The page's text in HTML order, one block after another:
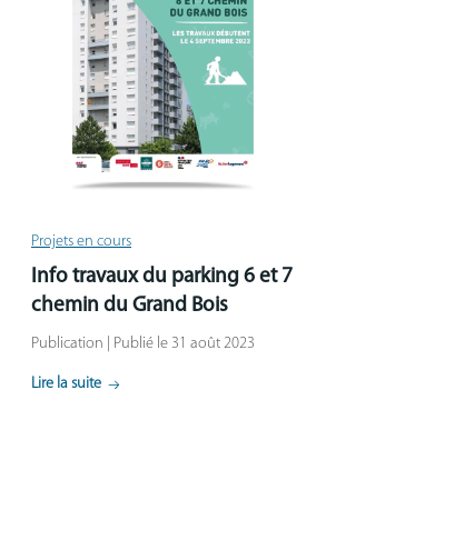
Projets en cours
Info travaux du parking 6 et 7
chemin du Grand Bois
Publication | Publié le 31 août 2023
Lire la suite